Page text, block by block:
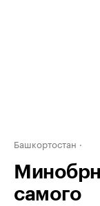
Башкортостан
самого